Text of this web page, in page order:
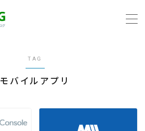
TAG
モバイルアプリ